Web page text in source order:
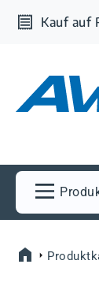
Hauptinhalt
Zur Suche
Zur Kauf auf